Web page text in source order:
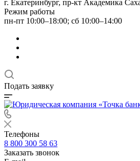
г. Екатеринбург, пр-кт Академика
Режим работы
пн-пт 10:00–18:00; сб 10:00–14:00
Подать заявку
Телефоны
8 800 300 58 63
Заказать звонок